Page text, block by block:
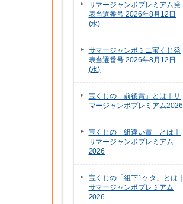
サマージャンボプレミアム発
表当選番号 2026年8月12日
(水)
サマージャンボミニ宝くじ発
表当選番号 2026年8月12日
(水)
宝くじの「前後賞」とは｜サ
マージャンボプレミアム2026
宝くじの「組違い賞」とは｜
サマージャンボプレミアム
2026
宝くじの「組下1ケタ」とは｜
サマージャンボプレミアム
2026